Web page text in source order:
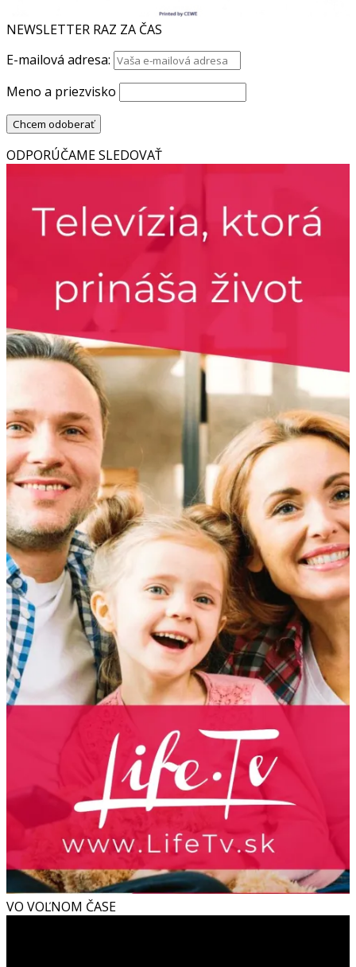
NEWSLETTER RAZ ZA ČAS
E-mailová adresa:
Meno a priezvisko
ODPORÚČAME SLEDOVAŤ
VO VOĽNOM ČASE